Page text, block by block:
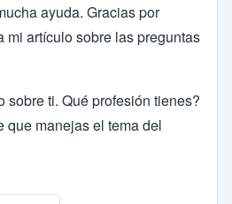
ayuda. Gracias por
mi artículo sobre las preguntas
sobre ti. Qué profesión tienes?
que manejas el tema del